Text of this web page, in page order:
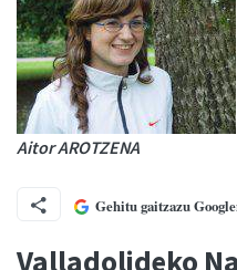
Aitor AROTZENA
Gehitu gaitzazu
Valladolideko